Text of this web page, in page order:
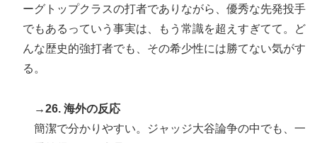
ーグトップクラスの打者でありながら、優秀な先発投手
でもあるっていう事実は、もう常識を超えすぎてて。ど
んな歴史的強打者でも、その希少性には勝てない気がす
る。
→26. 海外の反応
簡潔で分かりやすい。ジャッジ大谷論争の中でも、一